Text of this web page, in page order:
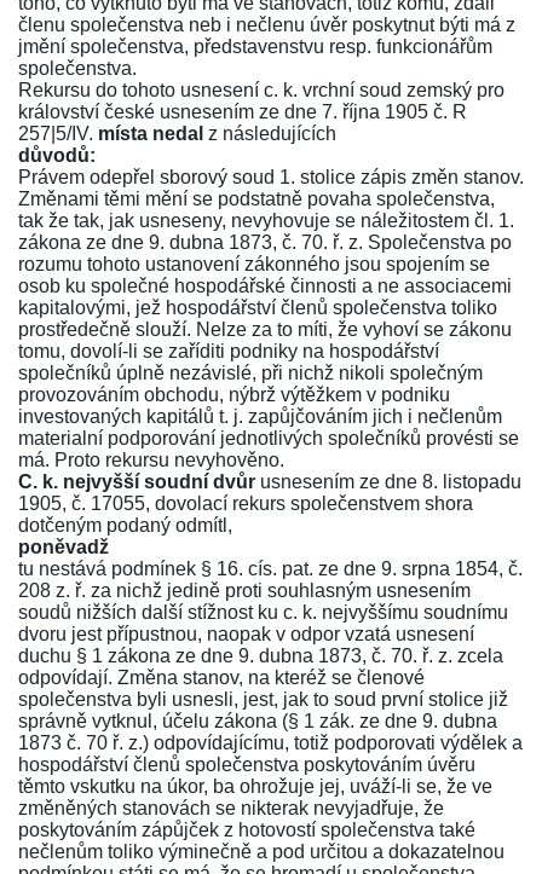
členu společenstva neb i nečlenu úvěr poskytnut býti má z
jmění společenstva, představenstvu resp. funkcionářům
společenstva.
Rekursu do tohoto usnesení c. k. vrchní soud zemský pro
království české usnesením ze dne 7. října 1905 č. R
257|5/IV. místa nedal z následujících
důvodů:
Právem odepřel sborový soud 1. stolice zápis změn stanov.
Změnami těmi mění se podstatně povaha společenstva,
tak že tak, jak usneseny, nevyhovuje se náležitostem čl. 1.
zákona ze dne 9. dubna 1873, č. 70. ř. z. Společenstva po
rozumu tohoto ustanovení zákonného jsou spojením se
osob ku společné hospodářské činnosti a ne associacemi
kapitalovými, jež hospodářství členů společenstva toliko
prostředečně slouží. Nelze za to míti, že vyhoví se zákonu
tomu, dovolí-li se zaříditi podniky na hospodářství
společníků úplně nezávislé, při nichž nikoli společným
provozováním obchodu, nýbrž výtěžkem v podniku
investovaných kapitálů t. j. zapůjčováním jich i nečlenům
materialní podporování jednotlivých společníků provésti se
má. Proto rekursu nevyhověno.
C. k. nejvyšší soudní dvůr usnesením ze dne 8. listopadu
1905, č. 17055, dovolací rekurs společenstvem shora
dotčeným podaný odmítl,
poněvadž
tu nestává podmínek § 16. cís. pat. ze dne 9. srpna 1854, č.
208 z. ř. za nichž jedině proti souhlasným usnesením
soudů nižších další stížnost ku c. k. nejvyššímu soudnímu
dvoru jest přípustnou, naopak v odpor vzatá usnesení
duchu § 1 zákona ze dne 9. dubna 1873, č. 70. ř. z. zcela
odpovídají. Změna stanov, na kteréž se členové
společenstva byli usnesli, jest, jak to soud první stolice již
správně vytknul, účelu zákona (§ 1 zák. ze dne 9. dubna
1873 č. 70 ř. z.) odpovídajícímu, totiž podporovati výdělek a
hospodářství členů společenstva poskytováním úvěru
těmto vskutku na úkor, ba ohrožuje jej, uváží-li se, že ve
změněných stanovách se nikterak nevyjadřuje, že
poskytováním zápůjček z hotovostí společenstva také
nečlenům toliko výminečně a pod určitou a dokazatelnou